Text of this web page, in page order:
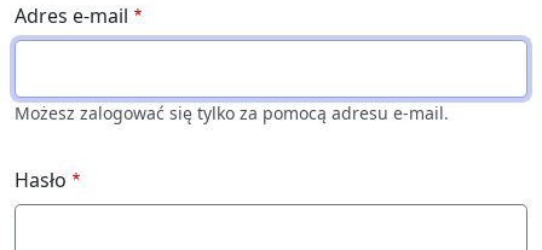
Adres e-mail
Możesz zalogować się tylko za pomocą adresu e-mail.
Hasło